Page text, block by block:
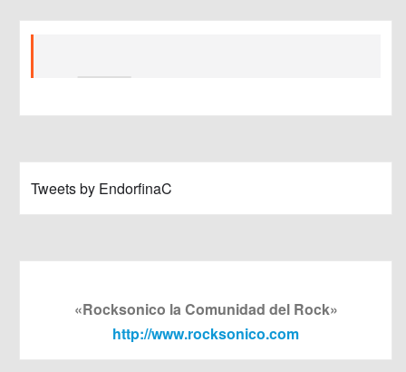
Tweets by EndorfinaC
«Rocksonico la Comunidad del Rock»
http://www.rocksonico.com